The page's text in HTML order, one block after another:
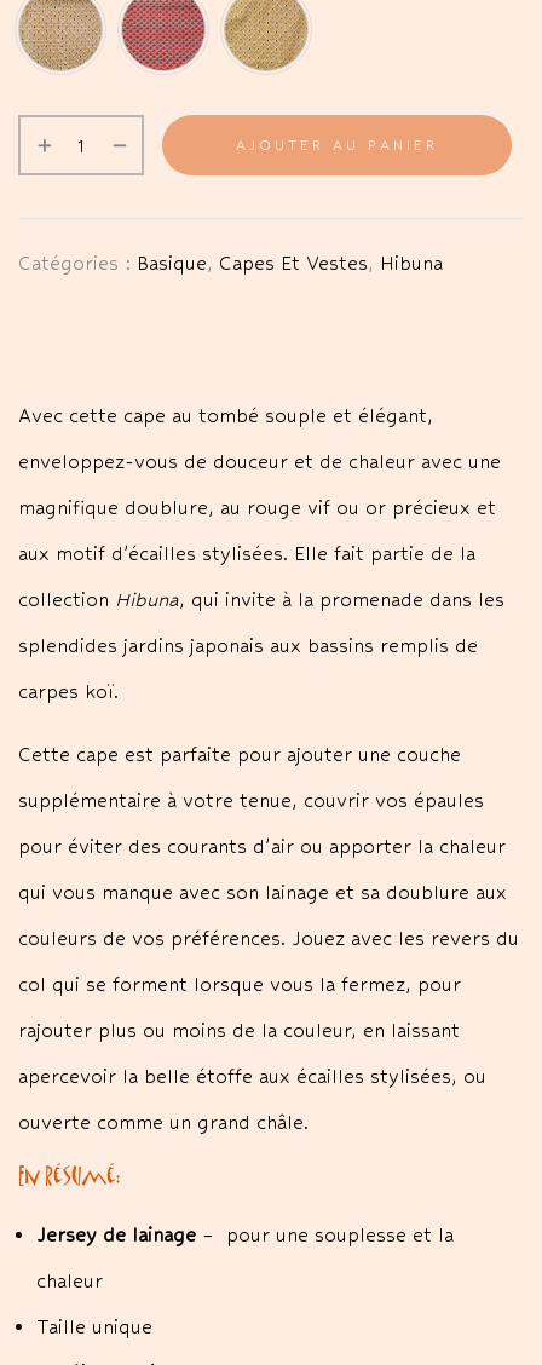
AJOUTER AU PANIER
Catégories : Basique, Capes Et Vestes, Hibuna
Avec cette cape au tombé souple et élégant,
enveloppez-vous de douceur et de chaleur avec une
magnifique doublure, au rouge vif ou or précieux et
aux motif d’écailles stylisées. Elle fait partie de la
collection Hibuna, qui invite à la promenade dans les
splendides jardins japonais aux bassins remplis de
carpes koï.
Cette cape est parfaite pour ajouter une couche
supplémentaire à votre tenue, couvrir vos épaules
pour éviter des courants d’air ou apporter la chaleur
qui vous manque avec son lainage et sa doublure aux
couleurs de vos préférences. Jouez avec les revers du
col qui se forment lorsque vous la fermez, pour
rajouter plus ou moins de la couleur, en laissant
apercevoir la belle étoffe aux écailles stylisées, ou
ouverte comme un grand châle.
En résumé:
Jersey de lainage – pour une souplesse et la
chaleur
Taille unique